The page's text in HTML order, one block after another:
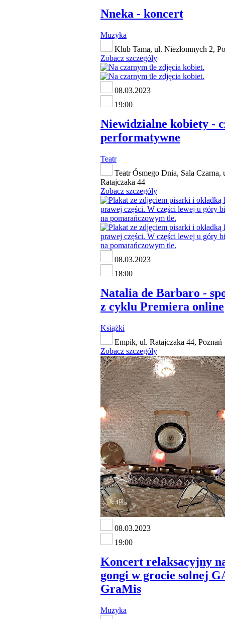
Nneka - koncert
Muzyka
Klub Tama, ul. Niezłomnych 2,
Zobacz szczegóły
08.03.2023
19:00
Niewidzialne kobiety -
performatywne
Teatr
Teatr Ósmego Dnia, Sala Czarna,
Ratajczaka 44
Zobacz szczegóły
08.03.2023
18:00
Natalia de Barbaro -
z cyklu Premiera online
Książki
Empik, ul. Ratajczaka 44, Poznań
Zobacz szczegóły
08.03.2023
19:00
Koncert relaksacyjny
gongi w grocie solnej
GraMis
Muzyka